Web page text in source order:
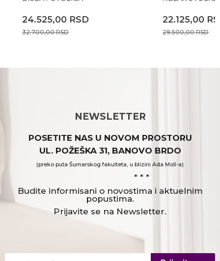
24.525,00 RSD
32.700,00RSD
22.125,00
29.500,00RSD
NEWSLETTER
POSETITE NAS U NOVOM PROSTORU
UL. POŽEŠKA 31, BANOVO BRDO
(preko puta Šumarskog fakulteta, u blizini Ada Moll-a)
* * *
Budite informisani o novostima i aktuelnim
popustima.
Prijavite se na Newsletter.